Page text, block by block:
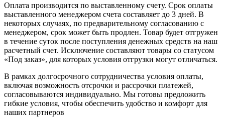
Оплата производится по выставленному счету. Срок оплаты
выставленного менеджером счета составляет до 3 дней. В
некоторых случаях, по предварительному согласованию с
менеджером, срок может быть продлен. Товар будет отгружен
в течение суток после поступления денежных средств на наш
расчетный счет. Исключение составляют товары со статусом
«Под заказ», для которых условия отгрузки могут отличаться.
В рамках долгосрочного сотрудничества условия оплаты,
включая возможность отсрочки и рассрочки платежей,
согласовываются индивидуально. Мы готовы предложить
гибкие условия, чтобы обеспечить удобство и комфорт для
наших партнеров